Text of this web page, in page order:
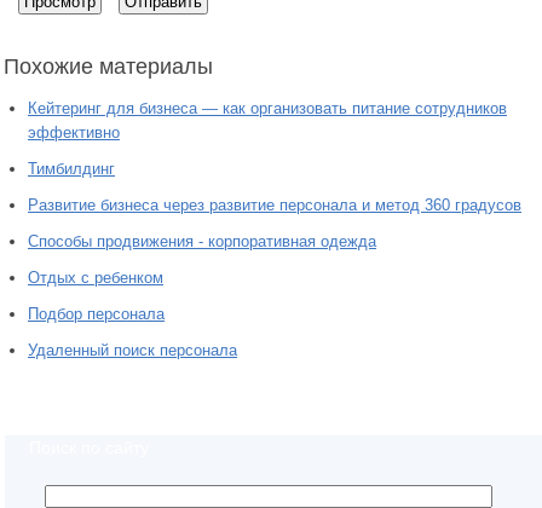
Похожие материалы
Кейтеринг для бизнеса — как организовать питание сотрудников
эффективно
Тимбилдинг
Развитие бизнеса через развитие персонала и метод 360 градусов
Способы продвижения - корпоративная одежда
Отдых с ребенком
Подбор персонала
Удаленный поиск персонала